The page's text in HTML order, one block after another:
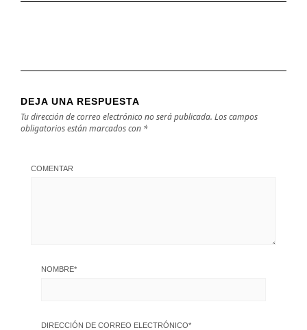
DEJA UNA RESPUESTA
Tu dirección de correo electrónico no será publicada. Los campos
obligatorios están marcados con *
COMENTAR
NOMBRE*
DIRECCIÓN DE CORREO ELECTRÓNICO*